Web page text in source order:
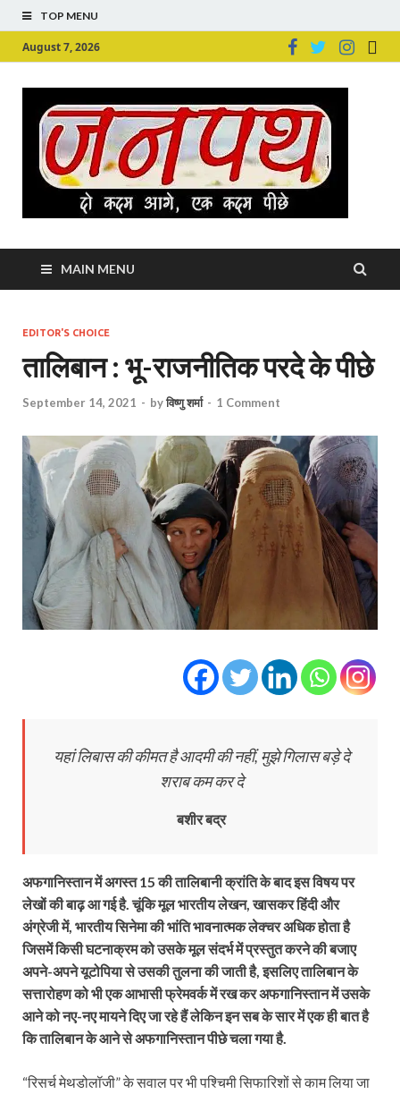
TOP MENU
August 7, 2026
MAIN MENU
EDITOR'S CHOICE
तालिबान : भू-राजनीतिक परदे के पीछे
September 14, 2021 - byविष्णु शर्मा - 1 Comment
यहां लिबास की कीमत है आदमी की नहीं, मुझे गिलास बड़े दे
शराब कम कर दे
बशीर बद्र
अफगानिस्तान में अगस्त 15 की तालिबानी क्रांति के बाद इस विषय पर
लेखों की बाढ़ आ गई है. चूंकि मूल भारतीय लेखन, खासकर हिंदी और
अंग्रेजी में, भारतीय सिनेमा की भांति भावनात्मक लेक्चर अधिक होता है
जिसमें किसी घटनाक्रम को उसके मूल संदर्भ में प्रस्तुत करने की बजाए
अपने-अपने यूटोपिया से उसकी तुलना की जाती है, इसलिए तालिबान के
सत्तारोहण को भी एक आभासी फ्रेमवर्क में रख कर अफगानिस्तान में उसके
आने को नए-नए मायने दिए जा रहे हैं लेकिन इन सब के सार में एक ही बात है
कि तालिबान के आने से अफगानिस्तान पीछे चला गया है.
“रिसर्च मेथडोलॉजी” के सवाल पर भी पश्चिमी सिफारिशों से काम लिया जा